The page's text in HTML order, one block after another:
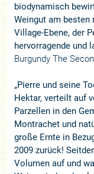
biodynamisch
Weingut am besten
Village-Ebene, der
hervorragende und
Burgundy The
„Pierre und seine
Hektar, verteilt auf
Parzellen in den
Montrachet und
große Ernte in
2009 zurück!
Volumen auf und